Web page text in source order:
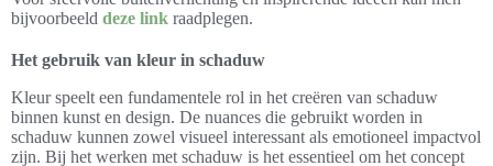
bijvoorbeeld deze link raadplegen.
Het gebruik van kleur in schaduw
Kleur speelt een fundamentele rol in het creëren van schaduw
binnen kunst en design. De nuances die gebruikt worden in
schaduw kunnen zowel visueel interessant als emotioneel impactvol
zijn. Bij het werken met schaduw is het essentieel om het concept